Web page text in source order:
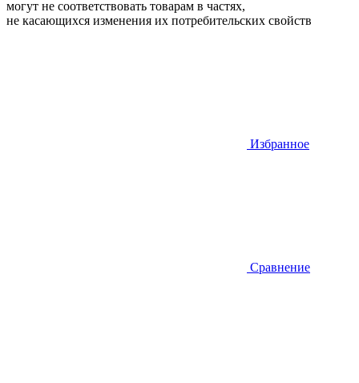
могут не соответствовать товарам в частях,
не касающихся изменения их потребительских свойств
Избранное
Сравнение